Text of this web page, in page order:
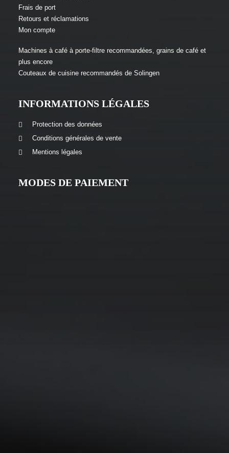
Frais de port
Retours et réclamations
Mon compte
Machines à café à porte-filtre recommandées, grains de café et
plus encore
Couteaux de cuisine recommandés de Solingen
INFORMATIONS LÉGALES
Protection des données
Conditions générales de vente
Mentions légales
MODES DE PAIEMENT